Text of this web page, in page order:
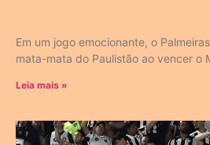
Em um jogo emocionante, o
mata-mata do Paulistão ao vencer o
Leia mais »